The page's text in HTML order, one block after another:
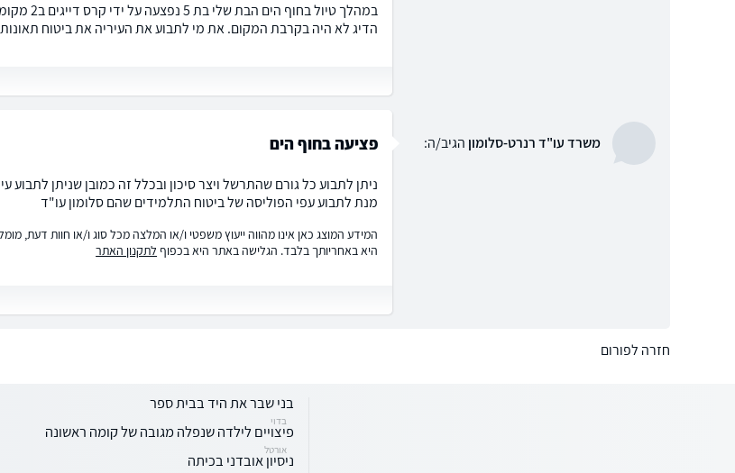
במהלך
הדיג לא היה בקרבת המקום. את מי לתבוע את העיריה את ביטוח
משרד עו"ד רנרט-סלומון הגיב/ה: פציעה בחוף הים
ניתן לתבוע כל גורם שהתרשל ויצר סיכון ובכלל זה כמובן שניתן
מנת לתבוע עפי הפוליסה של ביטוח התלמידים שהם סלומון עו"ד
המידע המוצג כאן אינו מהווה ייעוץ משפטי ו/או המלצה מכל סוג ו/או חוות דעת,
היא באחריותך בלבד. הגלישה באתר היא בכפוף לתקנון האתר
חזרה לפורום
בני שבר את היד בבית ספר
בדוי
פיצויים לילדה שנפלה מגובה של קומה ראשונה
אורטל
ניסיון אובדני בכיתה